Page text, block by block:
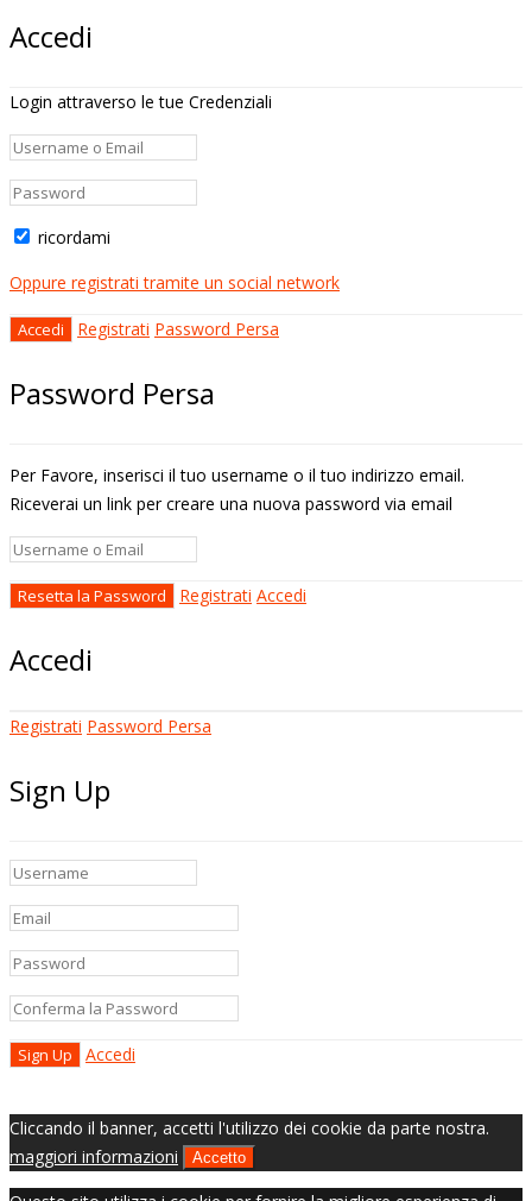
Accedi
Login attraverso le tue Credenziali
ricordami
Oppure registrati tramite un social network
Registrati Password Persa
Password Persa
Per Favore, inserisci il tuo username o il tuo indirizzo email.
Riceverai un link per creare una nuova password via email
Registrati Accedi
Accedi
Registrati Password Persa
Sign Up
Accedi
Cliccando il banner, accetti l'utilizzo dei cookie da parte nostra.
maggiori informazioni
Accetto